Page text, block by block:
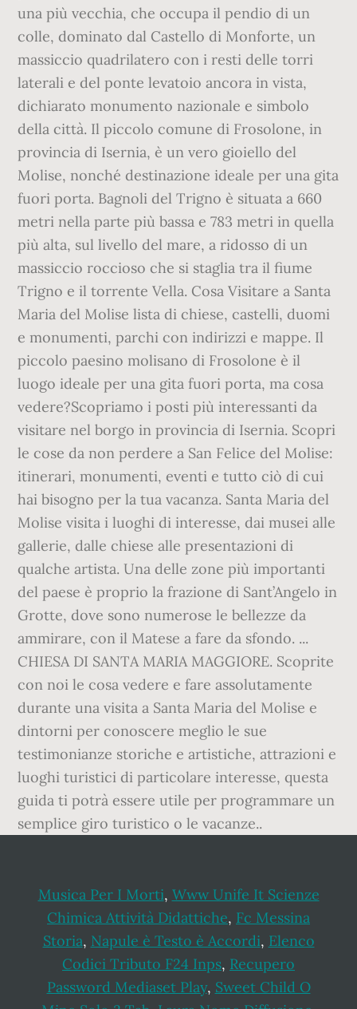
una più vecchia, che occupa il pendio di un
colle, dominato dal Castello di Monforte, un
massiccio quadrilatero con i resti delle torri
laterali e del ponte levatoio ancora in vista,
dichiarato monumento nazionale e simbolo
della città. Il piccolo comune di Frosolone, in
provincia di Isernia, è un vero gioiello del
Molise, nonché destinazione ideale per una gita
fuori porta. Bagnoli del Trigno è situata a 660
metri nella parte più bassa e 783 metri in quella
più alta, sul livello del mare, a ridosso di un
massiccio roccioso che si staglia tra il fiume
Trigno e il torrente Vella. Cosa Visitare a Santa
Maria del Molise lista di chiese, castelli, duomi
e monumenti, parchi con indirizzi e mappe. Il
piccolo paesino molisano di Frosolone è il
luogo ideale per una gita fuori porta, ma cosa
vedere?Scopriamo i posti più interessanti da
visitare nel borgo in provincia di Isernia. Scopri
le cose da non perdere a San Felice del Molise:
itinerari, monumenti, eventi e tutto ciò di cui
hai bisogno per la tua vacanza. Santa Maria del
Molise visita i luoghi di interesse, dai musei alle
gallerie, dalle chiese alle presentazioni di
qualche artista. Una delle zone più importanti
del paese è proprio la frazione di Sant’Angelo in
Grotte, dove sono numerose le bellezze da
ammirare, con il Matese a fare da sfondo. ...
CHIESA DI SANTA MARIA MAGGIORE. Scoprite
con noi le cosa vedere e fare assolutamente
durante una visita a Santa Maria del Molise e
dintorni per conoscere meglio le sue
testimonianze storiche e artistiche, attrazioni e
luoghi turistici di particolare interesse, questa
guida ti potrà essere utile per programmare un
semplice giro turistico o le vacanze..
Musica Per I Morti, Www Unife It Scienze
Chimica Attività Didattiche, Fc Messina
Storia, Napule è Testo è Accordi, Elenco
Codici Tributo F24 Inps, Recupero
Password Mediaset Play, Sweet Child O